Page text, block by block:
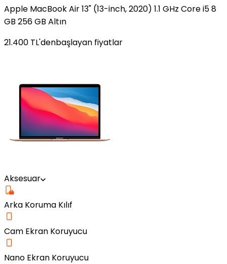
Apple MacBook Air 13" (13-inch, 2020) 1.1 GHz Core i5 8
GB 256 GB Altın
21.400 TL'denbaşlayan fiyatlar
Aksesuar
Arka Koruma Kılıf
Cam Ekran Koruyucu
Nano Ekran Koruyucu